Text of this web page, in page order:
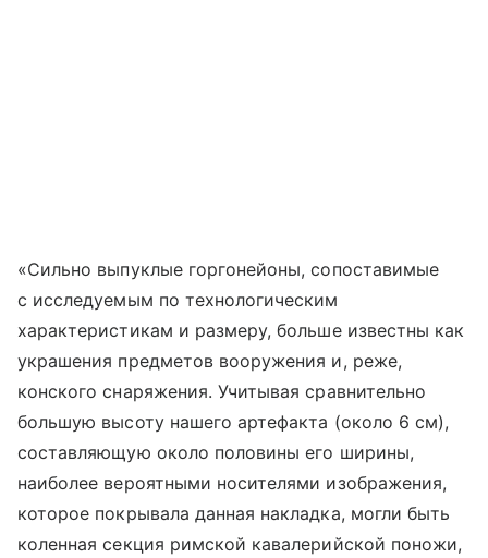
«Сильно выпуклые горгонейоны, сопоставимые
с исследуемым по технологическим
характеристикам и размеру, больше известны как
украшения предметов вооружения и, реже,
конского снаряжения. Учитывая сравнительно
большую высоту нашего артефакта (около 6 см),
составляющую около половины его ширины,
наиболее вероятными носителями изображения,
которое покрывала данная накладка, могли быть
коленная секция римской кавалерийской поножи,